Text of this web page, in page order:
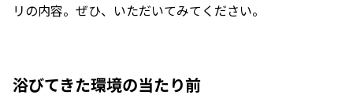
リの内容。ぜひ、いただいてみてください。
浴びてきた環境の当たり前